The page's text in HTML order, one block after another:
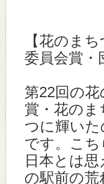
【花のま
委員会賞・
第22回の
賞・花の
つに輝い
です。こ
日本とは
の駅前の